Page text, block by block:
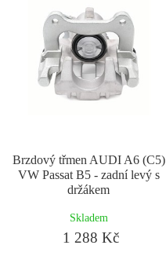
Brzdový třmen AUDI A6 (C5)
VW Passat B5 - zadní levý s
držákem
Skladem
1 288 Kč